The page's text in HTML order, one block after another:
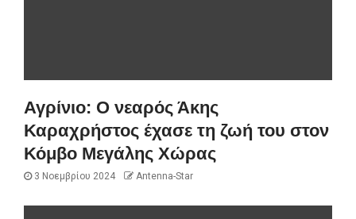
Αγρίνιο: Ο νεαρός Άκης
Καραχρήστος έχασε τη ζωή του στον
Κόμβο Μεγάλης Χώρας
3 Νοεμβρίου 2024 Antenna-Star